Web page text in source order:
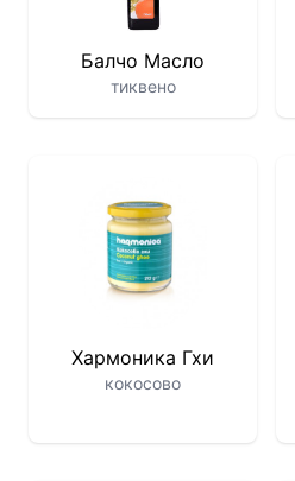
Балчо Масло
тиквено
Хармоника Гхи
кокосово